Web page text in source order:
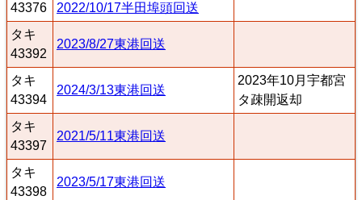
43376
2022/10/17半田埠頭回送
タキ
43392
2023/8/27東港回送
タキ
43394
2024/3/13東港回送
2023年10月宇都宮
タ疎開返却
タキ
43397
2021/5/11東港回送
タキ
43398
2023/5/17東港回送